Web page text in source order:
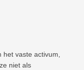
vaste activum,
niet als